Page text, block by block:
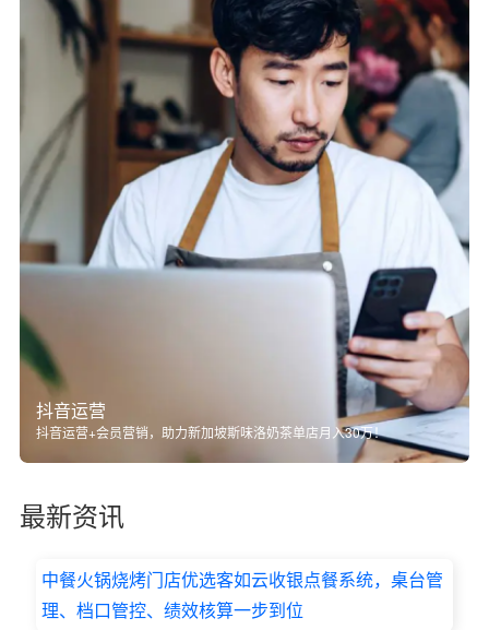
抖音运营
抖音运营+会员营销，助力新加坡斯味洛奶茶单店月入30万！
最新资讯
中餐火锅烧烤门店优选客如云收银点餐系统，桌台管
理、档口管控、绩效核算一步到位